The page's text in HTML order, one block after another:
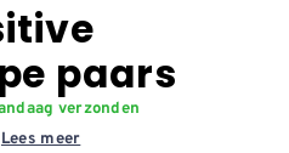
paars
verzonden
Lees meer